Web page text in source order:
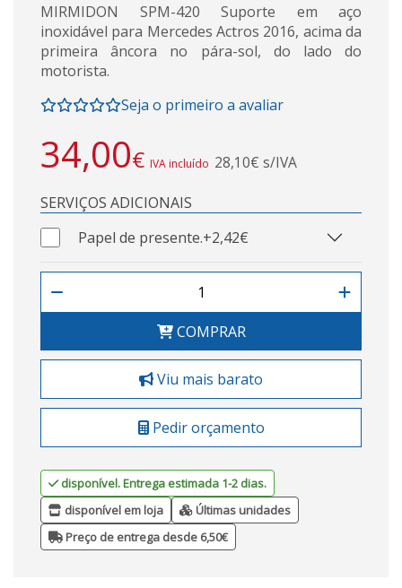
MIRMIDON SPM-420 Suporte em aço
inoxidável para Mercedes Actros 2016, acima da
primeira âncora no pára-sol, do lado do
motorista.
Seja o primeiro a avaliar
34,00€ IVA incluído 28,10€ s/IVA
SERVIÇOS ADICIONAIS
Papel de presente.+2,42€
COMPRAR
Viu mais barato
Pedir orçamento
disponível. Entrega estimada 1-2 dias.
disponível em loja
Últimas unidades
Preço de entrega desde 6,50€